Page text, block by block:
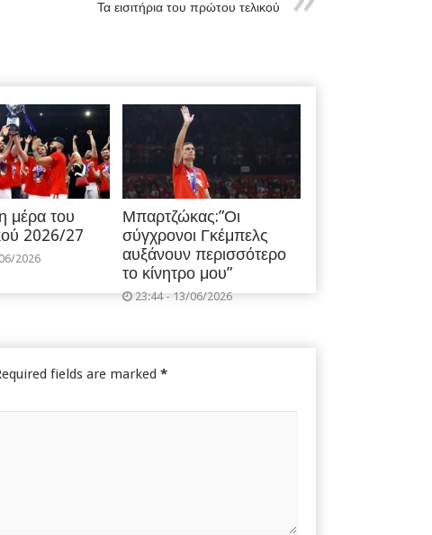
Τα εισιτήρια του πρώτου τελικού
μέρα του
2026/27
2026
Μπαρτζώκας:”Οι
σύγχρονοι Γκέμπελς
αυξάνουν περισσότερο
το κίνητρο μου”
23:44 - 13/06/2026
fields are marked *